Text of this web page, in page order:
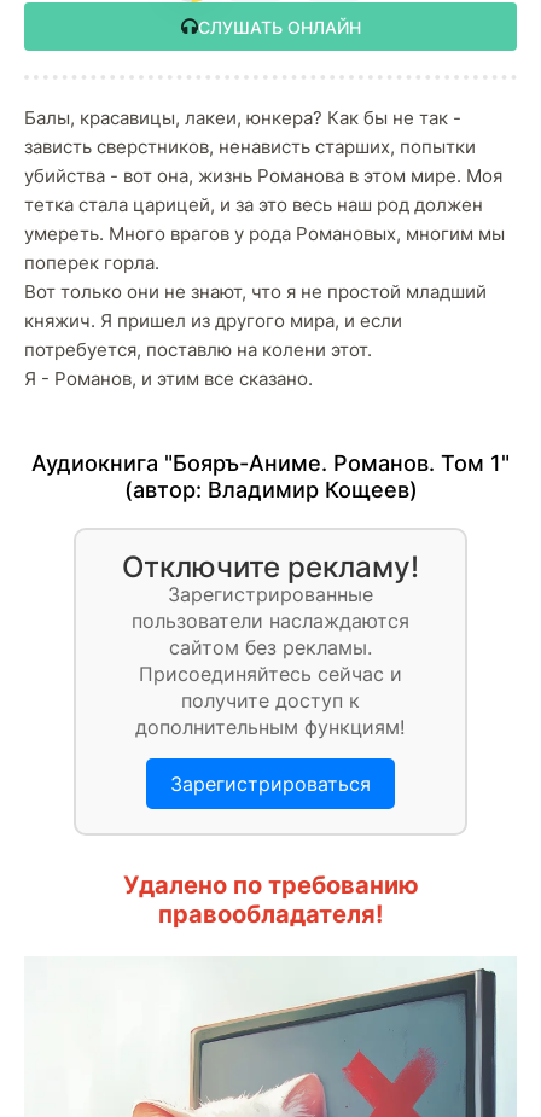
СЛУШАТЬ ОНЛАЙН
Балы, красавицы, лакеи, юнкера? Как бы не так -
зависть сверстников, ненависть старших, попытки
убийства - вот она, жизнь Романова в этом мире. Моя
тетка стала царицей, и за это весь наш род должен
умереть. Много врагов у рода Романовых, многим мы
поперек горла.
Вот только они не знают, что я не простой младший
княжич. Я пришел из другого мира, и если
потребуется, поставлю на колени этот.
Я - Романов, и этим все сказано.
Аудиокнига "Бояръ-Аниме. Романов. Том 1"
(автор: Владимир Кощеев)
Отключите рекламу!
Зарегистрированные
пользователи наслаждаются
сайтом без рекламы.
Присоединяйтесь сейчас и
получите доступ к
дополнительным функциям!
Зарегистрироваться
Удалено по требованию
правообладателя!